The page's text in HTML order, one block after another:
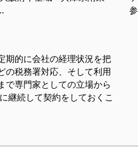
期的に会社の経理状況を把
の税務署対応、そして利用
で専門家としての立場から
継続して契約をしておくこ